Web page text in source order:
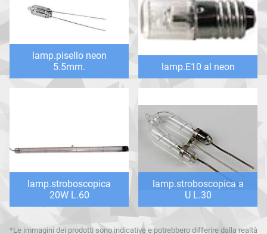
lamp.pisello neon
5.5mm.
lamp.E10 al neon
lamp.stroboscopica
20W L.60
lamp.stroboscopica a
U L.30
*Le immagini dei prodotti sono indicative e potrebbero differire dalla realtà